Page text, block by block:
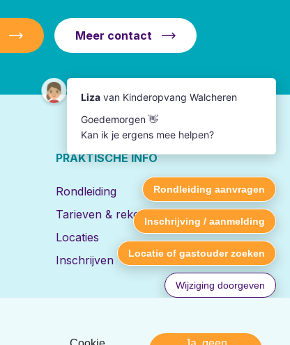
Meer contact
PRAKTISCHE INFO
Rondleiding
Tarieven & rekentool
Locaties
Inschrijven